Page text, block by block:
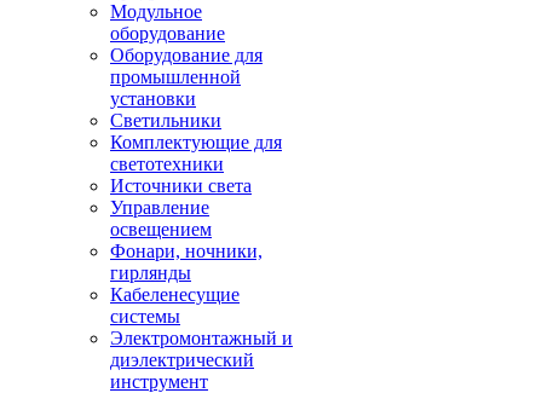
Модульное
оборудование
Оборудование для
промышленной
установки
Светильники
Комплектующие для
светотехники
Источники света
Управление
освещением
Фонари, ночники,
гирлянды
Кабеленесущие
системы
Электромонтажный и
диэлектрический
инструмент